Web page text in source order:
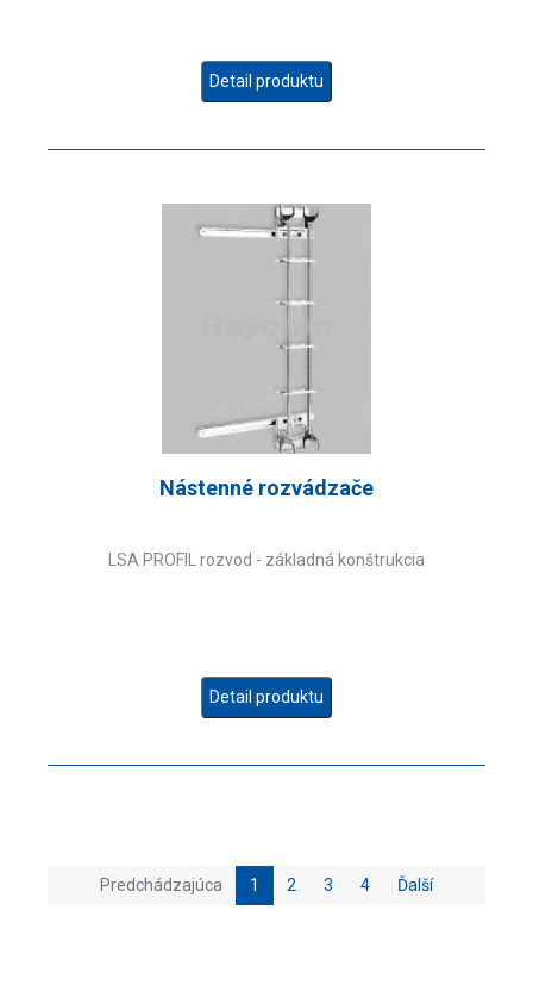
Detail produktu
Nástenné rozvádzače
LSA PROFIL rozvod - základná konštrukcia
Detail produktu
Predchádzajúca 1 2 3 4 Ďalší